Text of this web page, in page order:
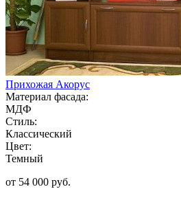
Прихожая Акорус
Материал фасада:
МДФ
Стиль:
Классический
Цвет:
Темный
от 54 000 руб.